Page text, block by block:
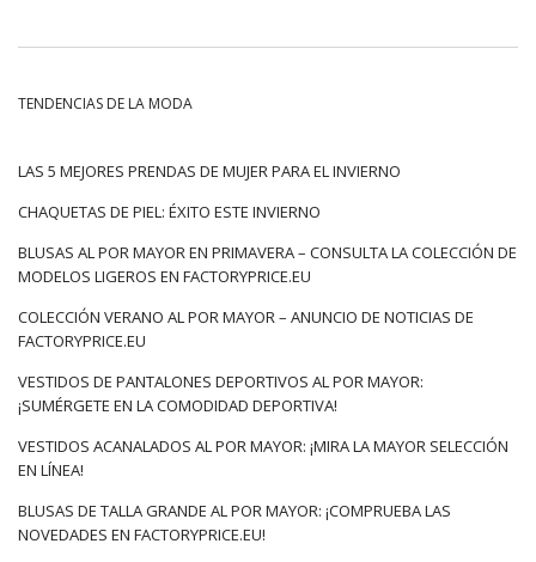
para el verano de este año: ¿cuál
será el precio?
Colección Verano 2022 en línea al por mayor, podobnie jak ta
na wiosnę, to ukłon w stronę klasyki, zmiksowanej z
strukturalnych tkanin, a także zdobień, które z pewnością
staną się jednym ze znaków rozpoznawczych sezonu. Nie
zabraknie tu …
TENDENCIAS DE LA MODA
LAS 5 MEJORES PRENDAS DE MUJER PARA EL INVIERNO
CHAQUETAS DE PIEL: ÉXITO ESTE INVIERNO
BLUSAS AL POR MAYOR EN PRIMAVERA – CONSULTA LA COLECCIÓN DE
MODELOS LIGEROS EN FACTORYPRICE.EU
COLECCIÓN VERANO AL POR MAYOR – ANUNCIO DE NOTICIAS DE
FACTORYPRICE.EU
VESTIDOS DE PANTALONES DEPORTIVOS AL POR MAYOR:
¡SUMÉRGETE EN LA COMODIDAD DEPORTIVA!
VESTIDOS ACANALADOS AL POR MAYOR: ¡MIRA LA MAYOR SELECCIÓN
EN LÍNEA!
BLUSAS DE TALLA GRANDE AL POR MAYOR: ¡COMPRUEBA LAS
NOVEDADES EN FACTORYPRICE.EU!